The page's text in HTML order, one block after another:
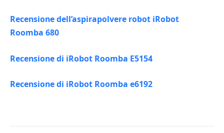
Recensione dell’aspirapolvere robot iRobot
Roomba 680
Recensione di iRobot Roomba E5154
Recensione di iRobot Roomba e6192